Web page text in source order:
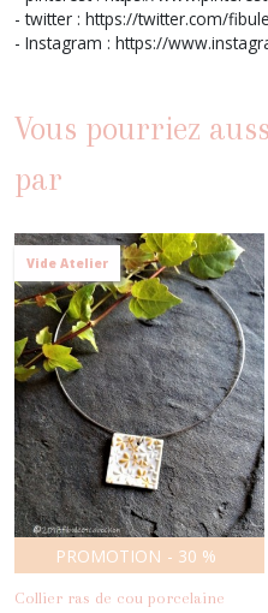
- twitter : https://twitter.com/
- Instagram : https://
Vous pourriez
par
Vide Atelier
PROMOTION - 30 %
Collier ras de cou porcelaine